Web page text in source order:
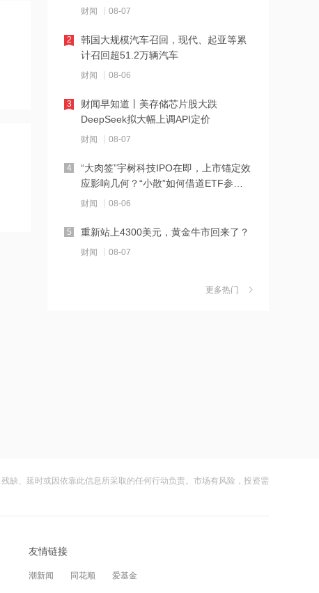
阳光电源：FCC政策主要限制新产品认
14:08
中信聚信落子南京
14:07
德适-B半年报亮眼：AI 收入翻倍 完成AI
14:04
千亿级私募景林大调仓！清仓英伟达
14:00
12:26
交付
财闻 08-07
韩国大规模汽车召回，现代、起亚等累
计召回超51.2万辆汽车
财闻 08-06
2
财闻早知道丨美存储芯片股大跌
DeepSeek拟大幅上调API定价
财闻 08-07
3
“大肉签”宇树科技IPO在即，上市锚定效
应影响几何？“小散”如何借道ETF参
与？
财闻 08-06
4
重新站上4300美元，黄金牛市回来了？
财闻 08-07
5
四成？公司回应：设备还在安装中，谈
更多热门
缺、延时或因依靠此信息所采取的任何行动负责。市场有风险，投资需
友情链接
潮新闻 同花顺 爱基金